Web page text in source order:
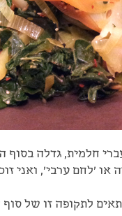
חלמית, גדלה בסוף
או 'לחם ערבי', ואני
לתקופה זו של